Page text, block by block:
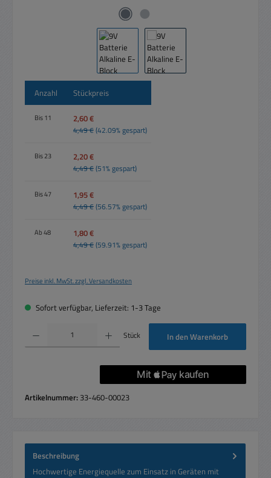
Anzahl Stückpreis
Bis11 2,60 €
4,49 €(42.09% gespart)
Bis23 2,20 €
4,49 €(51% gespart)
Bis47 1,95 €
4,49 €(56.57% gespart)
Ab48 1,80 €
4,49 €(59.91% gespart)
Preise inkl. MwSt. zzgl. Versandkosten
Sofort verfügbar, Lieferzeit: 1-3 Tage
Produkt Anzahl: Gib den gewünschten Wert ein oder benutze die Schaltflächen um
Stück In den Warenkorb
Artikelnummer: 33-460-00023
Beschreibung
Hochwertige Energiequelle zum Einsatz in Geräten mit